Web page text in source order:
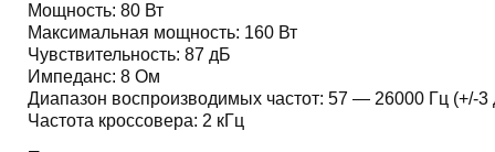
Мощность: 80 Вт
Максимальная мощность: 160 Вт
Чувствительность: 87 дБ
Импеданс: 8 Ом
Диапазон воспроизводимых частот: 57 — 26000 Гц (+/-3
Частота кроссовера: 2 кГц